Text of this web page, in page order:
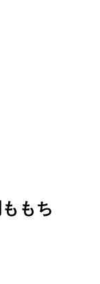
もち